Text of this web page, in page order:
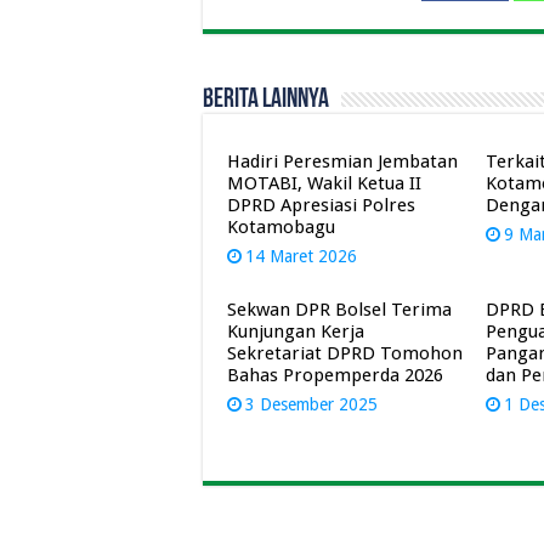
Berita Lainnya
Hadiri Peresmian Jembatan
MOTABI, Wakil Ketua II
DPRD Apresiasi Polres
Kotamobagu
14 Maret 2026
9
Sekwan DPR Bolsel Terima
Kunjungan Kerja
Sekretariat DPRD Tomohon
Bahas Propemperda 2026
3 Desember 2025
DPRD
dan
1